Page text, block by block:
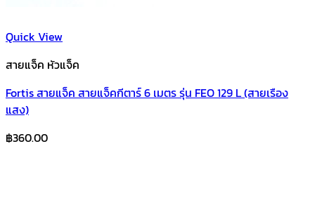
Quick View
สายแจ็ค หัวแจ็ค
Fortis สายแจ็ค สายแจ็คกีตาร์ 6 เมตร รุ่น FEO 129 L (สายเรือง
แสง)
฿360.00